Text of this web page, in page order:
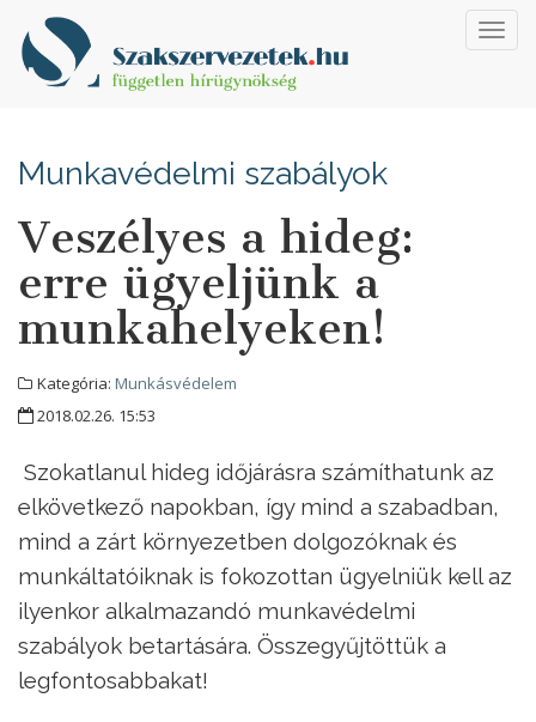
Munkavédelmi szabályok
Veszélyes a hideg:
erre ügyeljünk a
munkahelyeken!
Kategória: Munkásvédelem
2018.02.26. 15:53
Szokatlanul hideg időjárásra számíthatunk az
elkövetkező napokban, így mind a szabadban,
mind a zárt környezetben dolgozóknak és
munkáltatóiknak is fokozottan ügyelniük kell az
ilyenkor alkalmazandó munkavédelmi
szabályok betartására. Összegyűjtöttük a
legfontosabbakat!